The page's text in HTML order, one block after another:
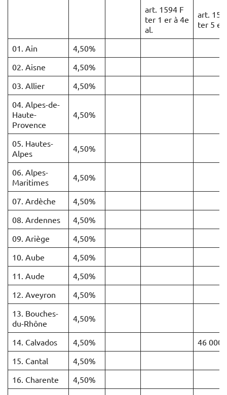
art. 1594 F
ter 1 er à 4e
al.
art.
ter 5 e
01. Ain
4,50%
02. Aisne
4,50%
03. Allier
4,50%
04. Alpes-de-
Haute-
Provence
4,50%
05. Hautes-
Alpes
4,50%
06. Alpes-
Maritimes
4,50%
07. Ardèche
4,50%
08. Ardennes
4,50%
09. Ariège
4,50%
10. Aube
4,50%
11. Aude
4,50%
12. Aveyron
4,50%
13. Bouches-
du-Rhône
4,50%
14. Calvados 4,50%
46 000
15. Cantal
4,50%
16. Charente
4,50%